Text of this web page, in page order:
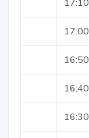
17:10
17:00
16:50
16:40
16:30